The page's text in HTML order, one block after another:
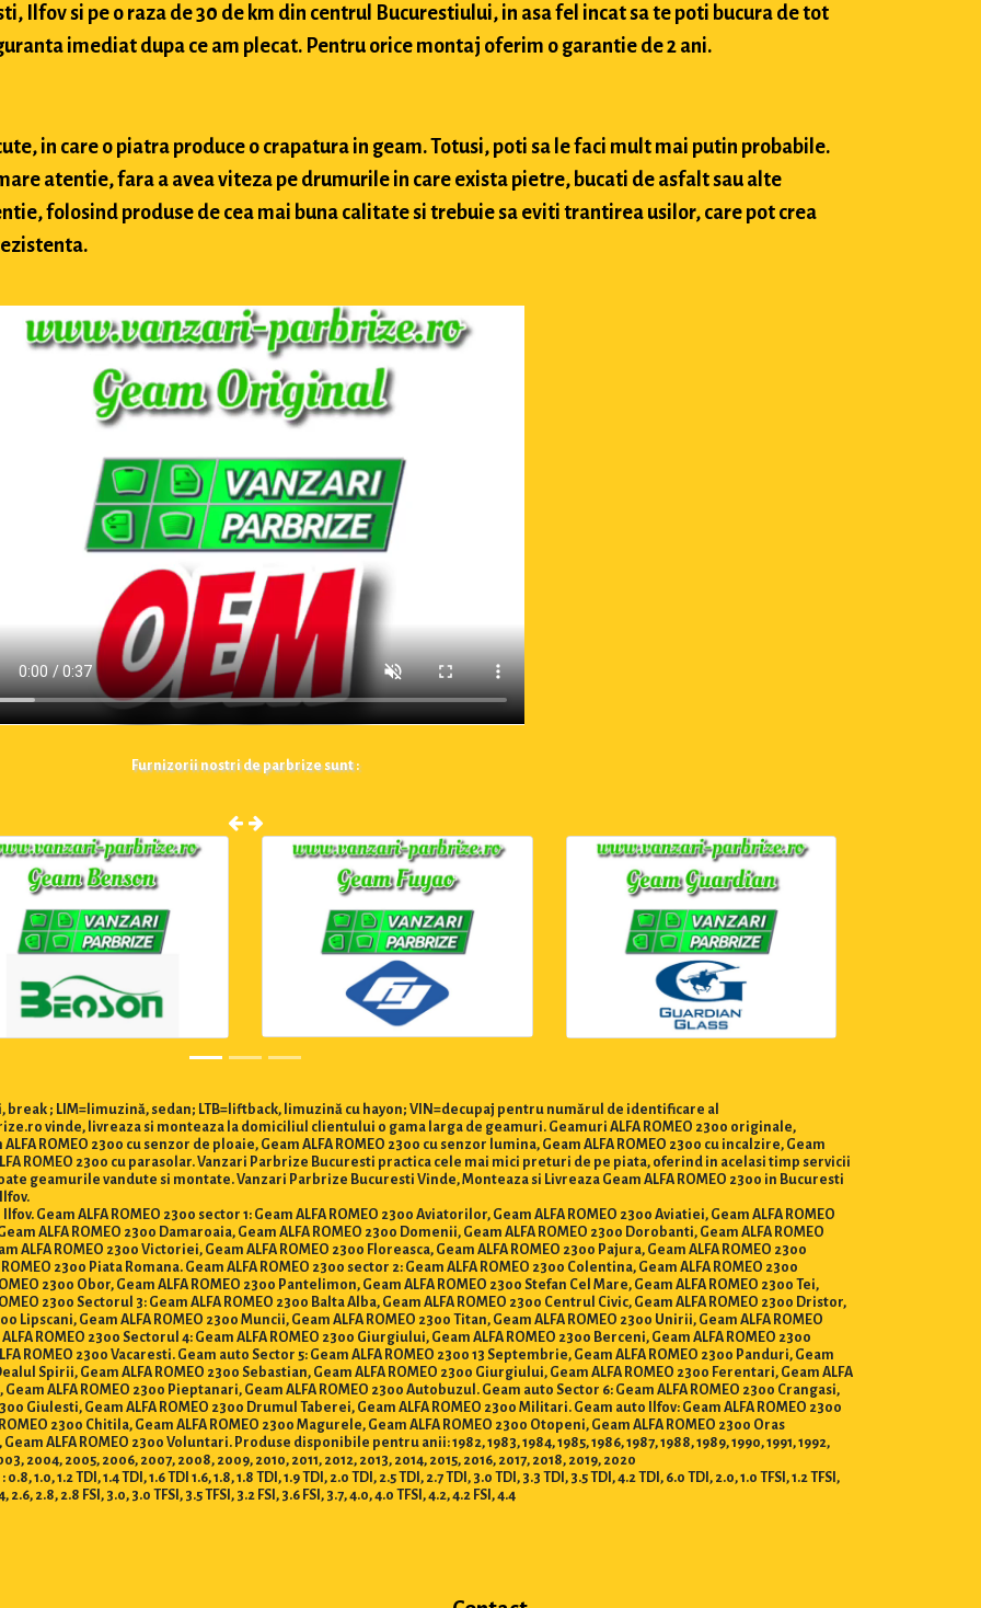
Ilfov si pe o raza de 30 de km din centrul Bucurestiului, in asa fel incat sa te poti bucura de tot
imediat dupa ce am plecat. Pentru orice montaj oferim o garantie de 2 ani.
in care o piatra produce o crapatura in geam. Totusi, poti sa le faci mult mai putin probabile.
atentie, fara a avea viteza pe drumurile in care exista pietre, bucati de asfalt sau alte
folosind produse de cea mai buna calitate si trebuie sa eviti trantirea usilor, care pot crea
Furnizorii nostri de parbrize sunt :
break ; LIM=limuzină, sedan; LTB=liftback, limuzină cu hayon; VIN=decupaj pentru numărul de identificare al
vinde, livreaza si monteaza la domiciliul clientului o gama larga de geamuri. Geamuri ALFA ROMEO 2300 originale,
ROMEO 2300 cu senzor de ploaie, Geam ALFA ROMEO 2300 cu senzor lumina, Geam ALFA ROMEO 2300 cu incalzire, Geam
ROMEO 2300 cu parasolar. Vanzari Parbrize Bucuresti practica cele mai mici preturi de pe piata, oferind in acelasi timp servicii
geamurile vandute si montate. Vanzari Parbrize Bucuresti Vinde, Monteaza si Livreaza Geam ALFA ROMEO 2300 in Bucuresti
ALFA ROMEO 2300 sector 1: Geam ALFA ROMEO 2300 Aviatorilor, Geam ALFA ROMEO 2300 Aviatiei, Geam ALFA ROMEO
ALFA ROMEO 2300 Damaroaia, Geam ALFA ROMEO 2300 Domenii, Geam ALFA ROMEO 2300 Dorobanti, Geam ALFA ROMEO
ALFA ROMEO 2300 Victoriei, Geam ALFA ROMEO 2300 Floreasca, Geam ALFA ROMEO 2300 Pajura, Geam ALFA ROMEO 2300
2300 Piata Romana. Geam ALFA ROMEO 2300 sector 2: Geam ALFA ROMEO 2300 Colentina, Geam ALFA ROMEO 2300
2300 Obor, Geam ALFA ROMEO 2300 Pantelimon, Geam ALFA ROMEO 2300 Stefan Cel Mare, Geam ALFA ROMEO 2300 Tei,
2300 Sectorul 3: Geam ALFA ROMEO 2300 Balta Alba, Geam ALFA ROMEO 2300 Centrul Civic, Geam ALFA ROMEO 2300 Dristor,
Lipscani, Geam ALFA ROMEO 2300 Muncii, Geam ALFA ROMEO 2300 Titan, Geam ALFA ROMEO 2300 Unirii, Geam ALFA ROMEO
ROMEO 2300 Sectorul 4: Geam ALFA ROMEO 2300 Giurgiului, Geam ALFA ROMEO 2300 Berceni, Geam ALFA ROMEO 2300
ROMEO 2300 Vacaresti. Geam auto Sector 5: Geam ALFA ROMEO 2300 13 Septembrie, Geam ALFA ROMEO 2300 Panduri, Geam
Spirii, Geam ALFA ROMEO 2300 Sebastian, Geam ALFA ROMEO 2300 Giurgiului, Geam ALFA ROMEO 2300 Ferentari, Geam ALFA
Geam ALFA ROMEO 2300 Pieptanari, Geam ALFA ROMEO 2300 Autobuzul. Geam auto Sector 6: Geam ALFA ROMEO 2300 Crangasi,
Giulesti, Geam ALFA ROMEO 2300 Drumul Taberei, Geam ALFA ROMEO 2300 Militari. Geam auto Ilfov: Geam ALFA ROMEO 2300
2300 Chitila, Geam ALFA ROMEO 2300 Magurele, Geam ALFA ROMEO 2300 Otopeni, Geam ALFA ROMEO 2300 Oras
ALFA ROMEO 2300 Voluntari. Produse disponibile pentru anii: 1982, 1983, 1984, 1985, 1986, 1987, 1988, 1989, 1990, 1991, 1992,
2004, 2005, 2006, 2007, 2008, 2009, 2010, 2011, 2012, 2013, 2014, 2015, 2016, 2017, 2018, 2019, 2020
1.2 TDI, 1.4 TDI, 1.6 TDI 1.6, 1.8, 1.8 TDI, 1.9 TDI, 2.0 TDI, 2.5 TDI, 2.7 TDI, 3.0 TDI, 3.3 TDI, 3.5 TDI, 4.2 TDI, 6.0 TDI, 2.0, 1.0 TFSI, 1.2 TFSI,
2.6, 2.8, 2.8 FSI, 3.0, 3.0 TFSI, 3.5 TFSI, 3.2 FSI, 3.6 FSI, 3.7, 4.0, 4.0 TFSI, 4.2, 4.2 FSI, 4.4